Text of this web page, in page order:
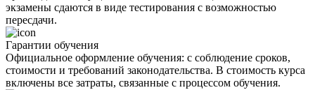
экзамены сдаются в виде тестирования с возможностью
пересдачи.
Гарантии обучения
Официальное оформление обучения: с соблюдение сроков,
стоимости и требований законодательства. В стоимость курса
включены все затраты, связанные с процессом обучения.